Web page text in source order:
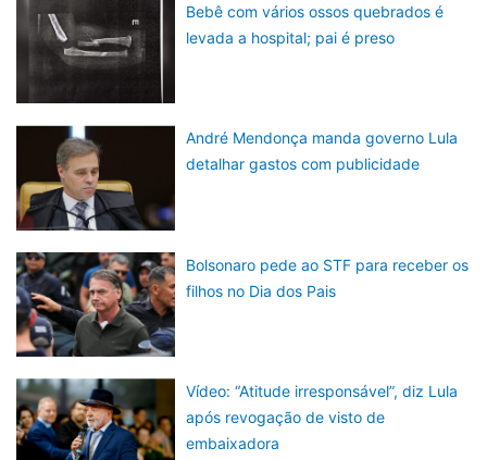
Bebê com vários ossos quebrados é
levada a hospital; pai é preso
André Mendonça manda governo Lula
detalhar gastos com publicidade
Bolsonaro pede ao STF para receber os
filhos no Dia dos Pais
Vídeo: “Atitude irresponsável”, diz Lula
após revogação de visto de
embaixadora